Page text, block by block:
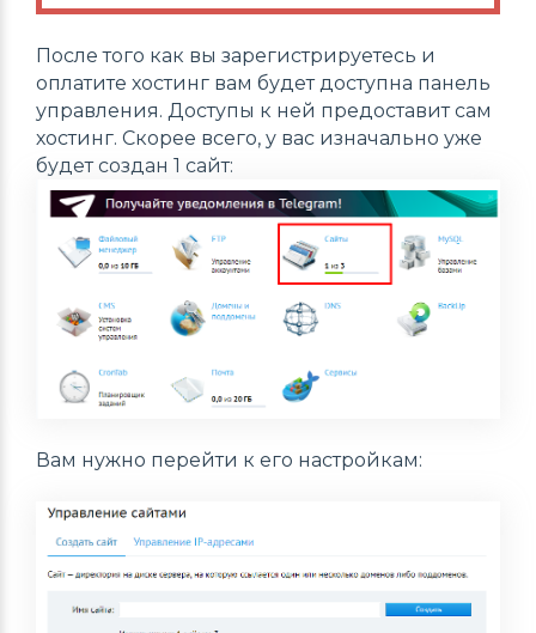
После того как вы зарегистрируетесь и
оплатите хостинг вам будет доступна панель
управления. Доступы к ней предоставит сам
хостинг. Скорее всего, у вас изначально уже
будет создан 1 сайт:
Вам нужно перейти к его настройкам: